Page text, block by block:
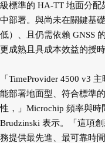
級標準的 HA-TT 地面分配
中部署。與尚未在關鍵基
低）、且仍需依賴 GNSS
更成熟且具成本效益的授時
「TimeProvider 4500 v3
能部署地面型、符合標準
性，」Microchip 頻率與時
Brudzinski 表示。「這項
務提供最先進、最可靠時